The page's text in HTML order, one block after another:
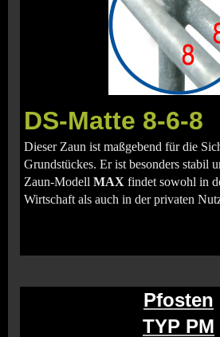
DS-Matte 8-6-8
Dieser Zaun ist maßgebend für die
Grundstückes. Er ist besonders stabil
Zaun-Modell MAX findet sowohl in
Wirtschaft als auch in der privaten
Pfosten
TYP PM